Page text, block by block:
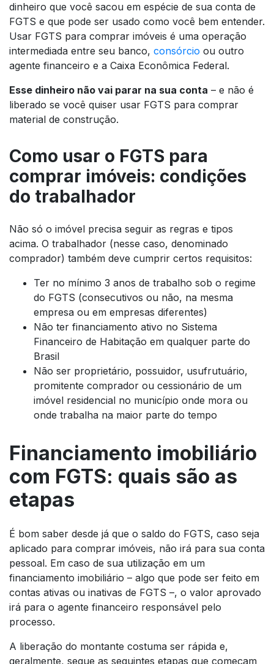
dinheiro que você sacou em espécie de sua conta de
FGTS e que pode ser usado como você bem entender.
Usar FGTS para comprar imóveis é uma operação
intermediada entre seu banco, consórcio ou outro
agente financeiro e a Caixa Econômica Federal.
Esse dinheiro não vai parar na sua conta – e não é
liberado se você quiser usar FGTS para comprar
material de construção.
Como usar o FGTS para
comprar imóveis: condições
do trabalhador
Não só o imóvel precisa seguir as regras e tipos
acima. O trabalhador (nesse caso, denominado
comprador) também deve cumprir certos requisitos:
Ter no mínimo 3 anos de trabalho sob o regime
do FGTS (consecutivos ou não, na mesma
empresa ou em empresas diferentes)
Não ter financiamento ativo no Sistema
Financeiro de Habitação em qualquer parte do
Brasil
Não ser proprietário, possuidor, usufrutuário,
promitente comprador ou cessionário de um
imóvel residencial no município onde mora ou
onde trabalha na maior parte do tempo
Financiamento imobiliário
com FGTS: quais são as
etapas
É bom saber desde já que o saldo do FGTS, caso seja
aplicado para comprar imóveis, não irá para sua conta
pessoal. Em caso de sua utilização em um
financiamento imobiliário – algo que pode ser feito em
contas ativas ou inativas de FGTS –, o valor aprovado
irá para o agente financeiro responsável pelo
processo.
A liberação do montante costuma ser rápida e,
geralmente, segue as seguintes etapas que começam